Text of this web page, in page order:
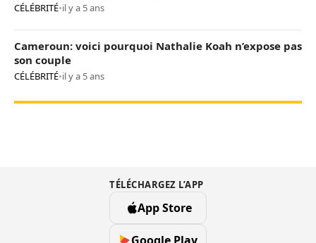
CÉLÉBRITÉ•il y a 5 ans
Cameroun: voici pourquoi Nathalie Koah n’expose pas
son couple
CÉLÉBRITÉ•il y a 5 ans
TÉLÉCHARGEZ L’APP
App Store